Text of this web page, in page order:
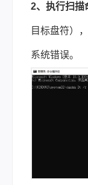
2、执行扫描
目标盘符）
系统错误。